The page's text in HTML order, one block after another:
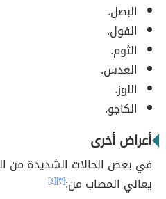
البصل.
الفول.
الثوم.
العدس.
اللوز.
الكاجو.
أعراض أخرى
في بعض الحالات الشديدة من
يعاني المصاب من:[٣] [٤]